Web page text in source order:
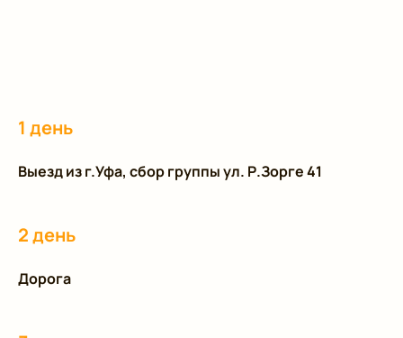
1 день
Выезд из г.Уфа, сбор группы ул. Р.Зорге 41
2 день
Дорога